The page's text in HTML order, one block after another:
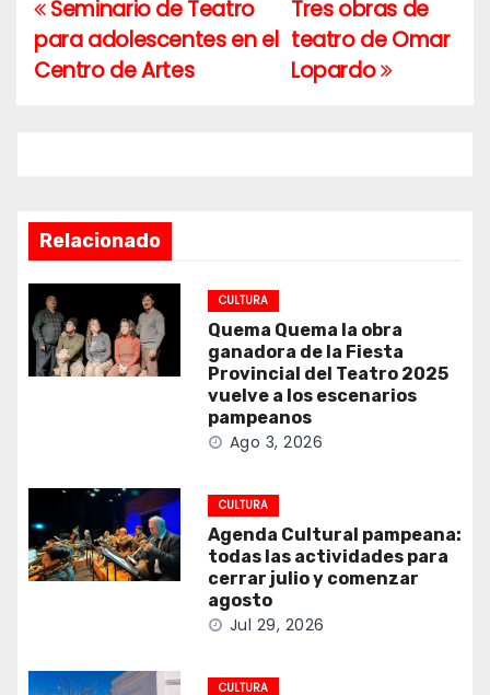
Navegación
de
Tres obras de
teatro de Omar
Lopardo
Seminario de Teatro
para adolescentes en el
Centro de Artes
Relacionado
CULTURA
Quema Quema la obra
ganadora de la Fiesta
Provincial del Teatro 2025
vuelve a los escenarios
pampeanos
Ago 3, 2026
CULTURA
Agenda Cultural pampeana:
todas las actividades para
cerrar julio y comenzar
agosto
Jul 29, 2026
CULTURA